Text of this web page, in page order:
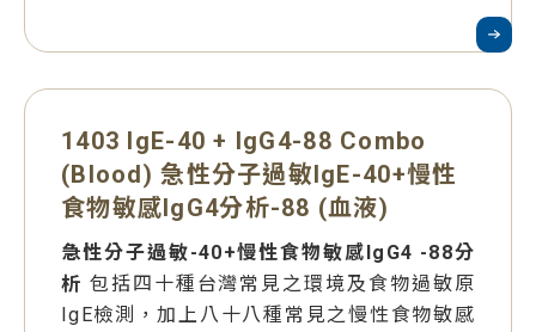
1403 IgE-40 + IgG4-88 Combo
(Blood) 急性分子過敏IgE-40+慢性
食物敏感IgG4分析-88 (血液)
急性分子過敏-40+慢性食物敏感IgG4 -88分
析 包括四十種台灣常見之環境及食物過敏原
IgE檢測，加上八十八種常見之慢性食物敏感